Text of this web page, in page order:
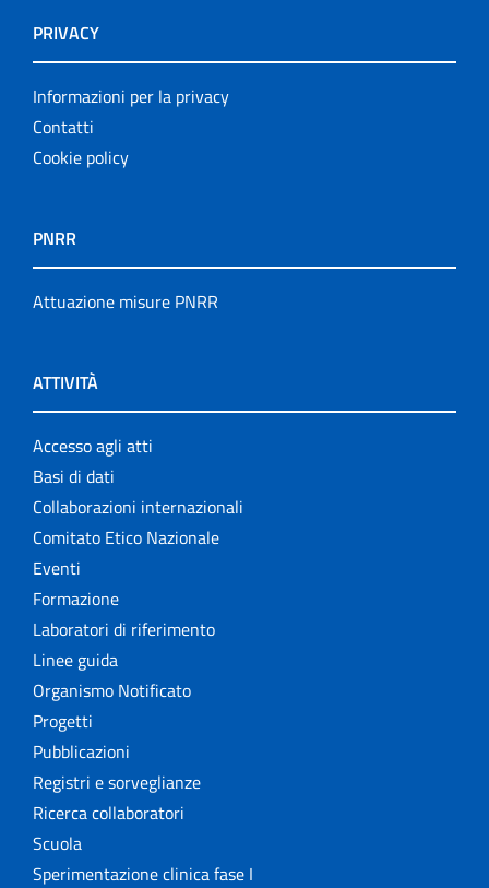
PRIVACY
Informazioni per la privacy
Contatti
Cookie policy
PNRR
Attuazione misure PNRR
ATTIVITÀ
Accesso agli atti
Basi di dati
Collaborazioni internazionali
Comitato Etico Nazionale
Eventi
Formazione
Laboratori di riferimento
Linee guida
Organismo Notificato
Progetti
Pubblicazioni
Registri e sorveglianze
Ricerca collaboratori
Scuola
Sperimentazione clinica fase I